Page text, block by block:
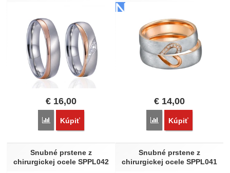
€ 16,00
Porovnať
Kúpiť
€14,00
Porovnať
Kúpiť
Snubné prstene z
chirurgickej ocele SPPL042
Snubné prstene z
chirurgickej ocele SPPL041